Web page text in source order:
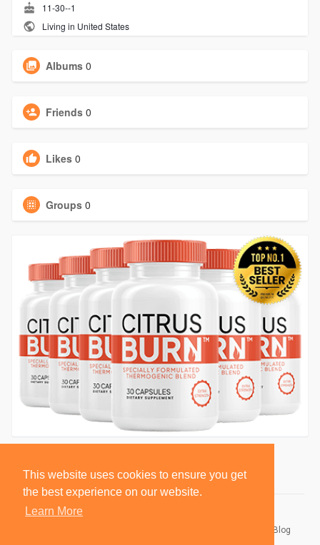
This website uses cookies to ensure you get
the best experience on our website.
Learn More
11-30--1
Living in United States
Albums 0
Friends 0
Likes 0
Groups 0
Blog